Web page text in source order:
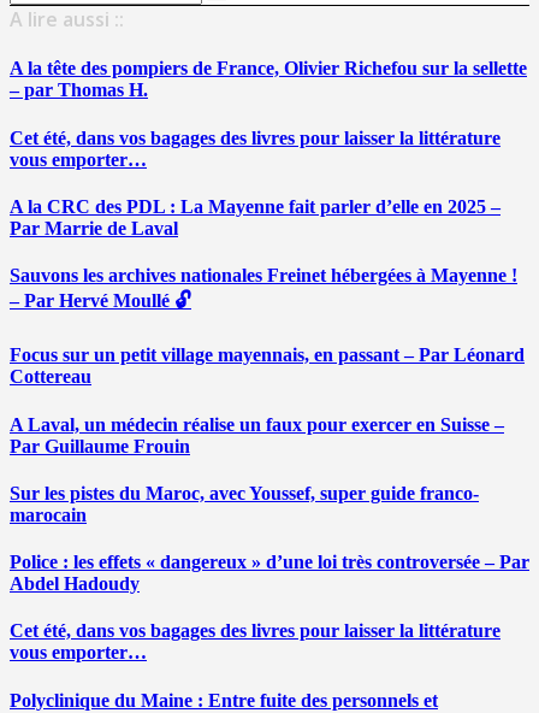
for:
A lire aussi ::
A la tête des pompiers de France, Olivier Richefou sur la sellette
– par Thomas H.
Cet été, dans vos bagages des livres pour laisser la littérature
vous emporter…
A la CRC des PDL : La Mayenne fait parler d’elle en 2025 –
Par Marrie de Laval
Sauvons les archives nationales Freinet hébergées à Mayenne !
– Par Hervé Moullé 🔓
Focus sur un petit village mayennais, en passant – Par Léonard
Cottereau
A Laval, un médecin réalise un faux pour exercer en Suisse –
Par Guillaume Frouin
Sur les pistes du Maroc, avec Youssef, super guide franco-
marocain
Police : les effets « dangereux » d’une loi très controversée – Par
Abdel Hadoudy
Cet été, dans vos bagages des livres pour laisser la littérature
vous emporter…
Polyclinique du Maine : Entre fuite des personnels et